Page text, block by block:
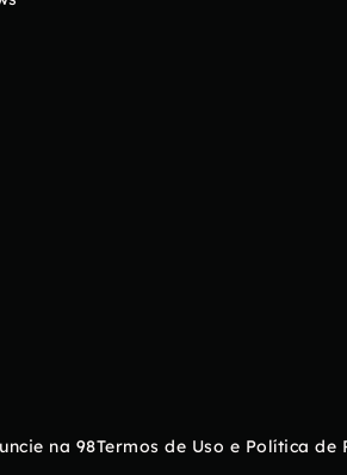
na 98Termos de Uso e Política de